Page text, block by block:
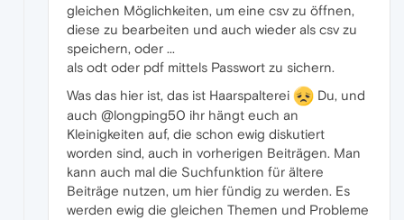
gleichen Möglichkeiten, um eine csv zu öffnen,
diese zu bearbeiten und auch wieder als csv zu
speichern, oder ...
als odt oder pdf mittels Passwort zu sichern.
Was das hier ist, das ist Haarspalterei
Du, und
auch @longping50 ihr hängt euch an
Kleinigkeiten auf, die schon ewig diskutiert
worden sind, auch in vorherigen Beiträgen. Man
kann auch mal die Suchfunktion für ältere
Beiträge nutzen, um hier fündig zu werden. Es
werden ewig die gleichen Themen und Probleme